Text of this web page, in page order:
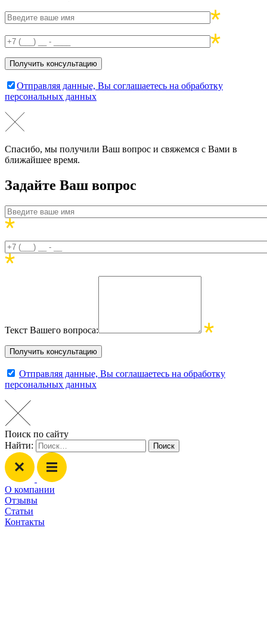
Отправляя данные, Вы соглашаетесь на обработку
персональных данных
Спасибо, мы получили Ваш вопрос и свяжемся с Вами в
ближайшее время.
Задайте Ваш вопрос
Текст Вашего вопроса:
Отправляя данные, Вы соглашаетесь на обработку
персональных данных
Поиск по сайту
Найти:
О компании
Отзывы
Статьи
Контакты